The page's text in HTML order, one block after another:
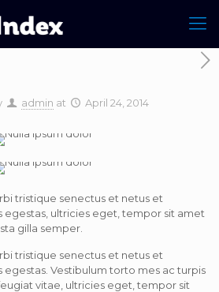
admin at April 24, 2014
tristique senectus et netus et
egestas, ultricies eget, tempor sit amet
gilla semper.
tristique senectus et netus et
egestas. Vestibulum torto mes ac turpis
vitae, ultricies eget, tempor sit